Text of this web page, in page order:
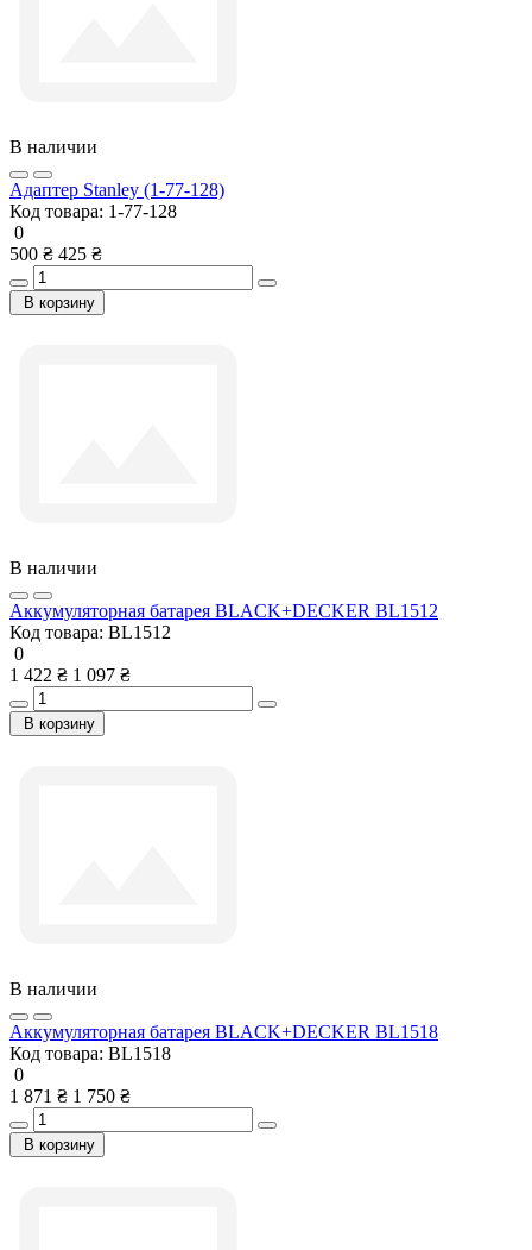
В наличии
Адаптер Stanley (1-77-128)
Код товара: 1-77-128
0
500 ₴ 425 ₴
В корзину
В наличии
Аккумуляторная батарея BLACK+DECKER BL1512
Код товара: BL1512
0
1 422 ₴ 1 097 ₴
В корзину
В наличии
Аккумуляторная батарея BLACK+DECKER BL1518
Код товара: BL1518
0
1 871 ₴ 1 750 ₴
В корзину